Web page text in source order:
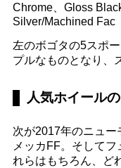
Chrome、Gloss Black
Silver/Machined Fac
左のボゴタの5スポ
プルなものとなり、
人気ホイール
次が2017年のニュー
メッカFF。そしてフ
れらはもちろん、ど